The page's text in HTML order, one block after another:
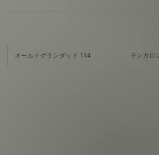
オールドグランダッド 114 テンガロ